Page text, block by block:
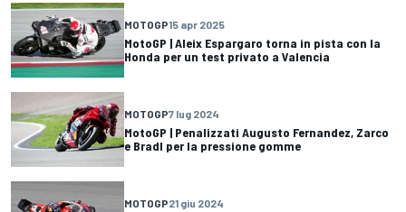
MOTOGP15 apr 2025
MotoGP | Aleix Espargaro torna in pista con la
Honda per un test privato a Valencia
MOTOGP7 lug 2024
MotoGP | Penalizzati Augusto Fernandez, Zarco
e Bradl per la pressione gomme
MOTOGP21 giu 2024